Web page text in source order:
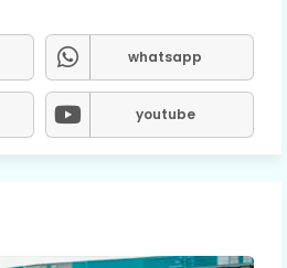
whatsapp
youtube